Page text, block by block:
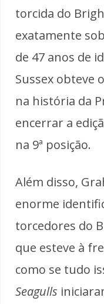
torcida do
exatamente
de 47 anos de
Sussex obteve
na história da
encerrar a
na 9ª posição.
Além disso,
enorme
torcedores do
que esteve à
como se tudo
Seagulls